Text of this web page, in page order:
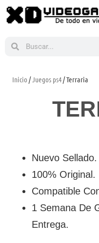
Inicio /Juegos ps4/ Terraria
Nuevo Sellado.
100% Original.
Compatible
1 Semana De
Entrega.